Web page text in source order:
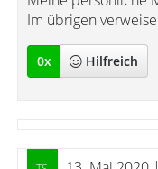
Im übrigen
0x Hilfreich